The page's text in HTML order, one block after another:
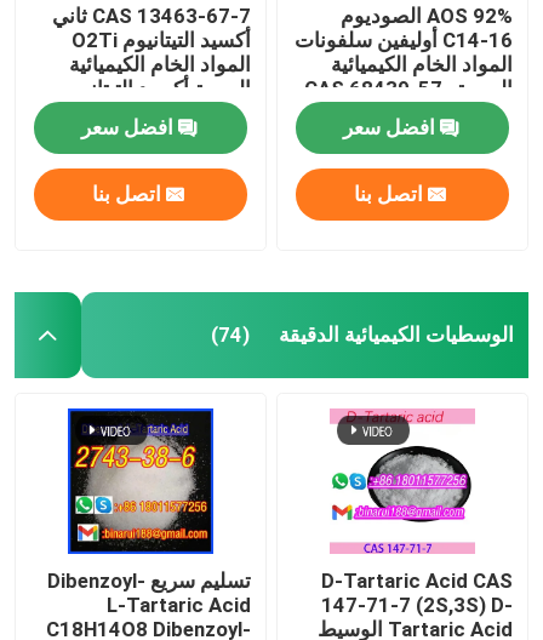
AOS 92% الصوديوم
C14-16 أوليفين سلفونات
المواد الخام الكيميائية
اليومية CAS 68439-57-
6
افضل سعر
اتصل بنا
CAS 13463-67-7 ثاني
أكسيد التيتانيوم O2Ti
المواد الخام الكيميائية
اليومية أكسيد التيتانيوم
مسحوق أبيض
افضل سعر
اتصل بنا
الوسطيات الكيميائية الدقيقة (74)
D-Tartaric Acid CAS
147-71-7 (2S,3S) D-
Tartaric Acid الوسيط
تسليم سريع Dibenzoyl-
L-Tartaric Acid
C18H14O8 Dibenzoyl-